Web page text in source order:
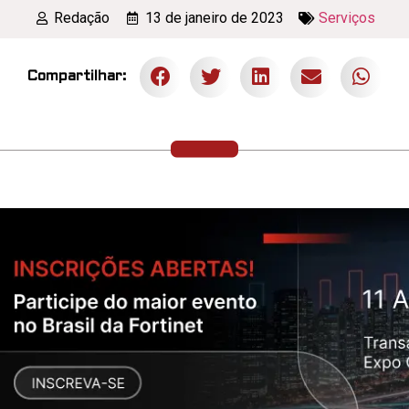
Redação 13 de janeiro de 2023 Serviços
Compartilhar: